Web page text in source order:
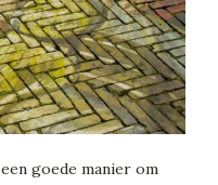
goede manier om